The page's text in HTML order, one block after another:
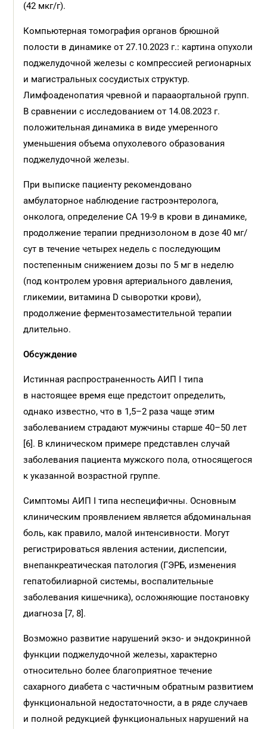
(42 мкг/г).
Компьютерная томография органов брюшной
полости в динамике от 27.10.2023 г.: картина опухоли
поджелудочной железы с компрессией регионарных
и магистральных сосудистых структур.
Лимфоаденопатия чревной и парааортальной групп.
В сравнении с исследованием от 14.08.2023 г.
положительная динамика в виде умеренного
уменьшения объема опухолевого образования
поджелудочной железы.
При выписке пациенту рекомендовано
амбулаторное наблюдение гастроэнтеролога,
онколога, определение СА 19-9 в крови в динамике,
продолжение терапии преднизолоном в дозе 40 мг/
сут в течение четырех недель с последующим
постепенным снижением дозы по 5 мг в неделю
(под контролем уровня артериального давления,
гликемии, витамина D сыворотки крови),
продолжение ферментозаместительной терапии
длительно.
Обсуждение
Истинная распространенность АИП I типа
в настоящее время еще предстоит определить,
однако известно, что в 1,5–2 раза чаще этим
заболеванием страдают мужчины старше 40–50 лет
[6]. В клиническом примере представлен случай
заболевания пациента мужского пола, относящегося
к указанной возрастной группе.
Симптомы АИП I типа неспецифичны. Основным
клиническим проявлением является абдоминальная
боль, как правило, малой интенсивности. Могут
регистрироваться явления астении, диспепсии,
внепанкреатическая патология (ГЭРБ, изменения
гепатобилиарной системы, воспалительные
заболевания кишечника), осложняющие постановку
диагноза [7, 8].
Возможно развитие нарушений экзо- и эндокринной
функции поджелудочной железы, характерно
относительно более благоприятное течение
сахарного диабета с частичным обратным развитием
функциональной недостаточности, а в ряде случаев
и полной редукцией функциональных нарушений на